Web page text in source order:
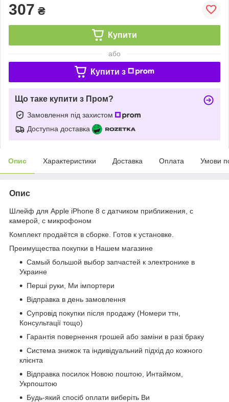
307 ₴
Купити
або
Купити з
Що таке купити з Пром?
Замовлення під захистом
Доступна доставка
Опис Характеристики Доставка Оплата Умови
Опис
Шлейф для Apple iPhone 8 c датчиком приближения, с
камерой, с микрофоном
Комплект продаётся в сборке. Готов к установке.
Преимущества покупки в Нашем магазине
Самый большой выбор запчастей к электронике в
Украине
Перші руки, Ми імпортери
Відправка в день замовлення
Супровід покупки після продажу (Номери ттн,
Консультації тощо)
Гарантія повернення грошей або заміни в разі браку
Система знижок та індивідуальний підхід до кожного
клієнта
Відправка посилок Новою поштою, Интаймом,
Укрпоштою
Будь-який спосіб оплати виберіть Ви